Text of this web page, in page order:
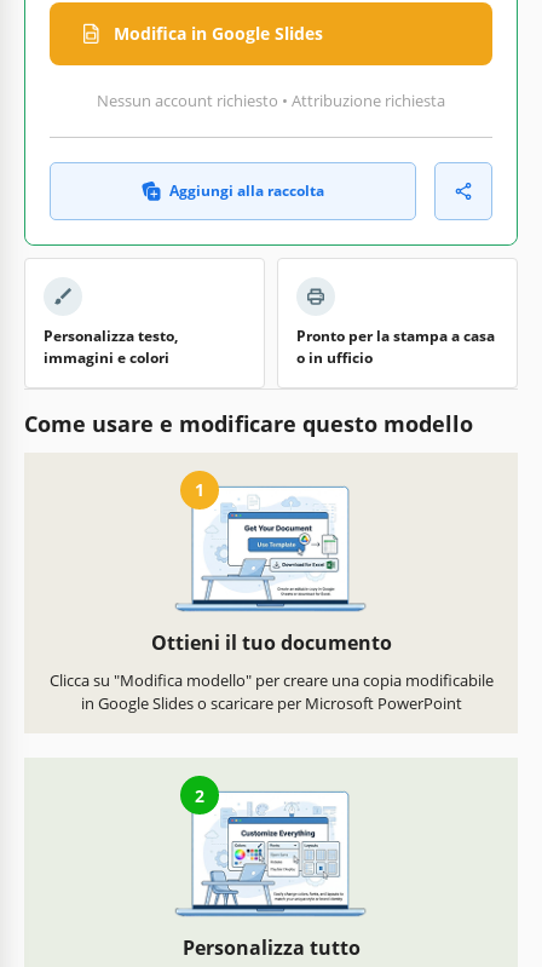
Modifica in Google Slides
Nessun account richiesto • Attribuzione richiesta
Aggiungi alla raccolta
Personalizza testo,
immagini e colori
Pronto per la stampa a casa
o in ufficio
Come usare e modificare questo modello
1
Ottieni il tuo documento
Clicca su "Modifica modello" per creare una copia modificabile
in Google Slides o scaricare per Microsoft PowerPoint
2
Personalizza tutto